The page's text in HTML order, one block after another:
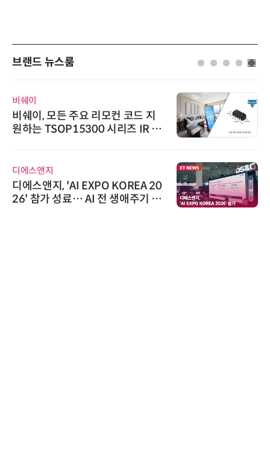
브랜드 뉴스룸
비쉐이
비쉐이, 모든 주요 리모컨 코드 지
원하는 TSOP15300 시리즈 IR 수
디에스앤지
디에스앤지, 'AI EXPO KOREA 20
26' 참가 성료… AI 전 생애주기 아